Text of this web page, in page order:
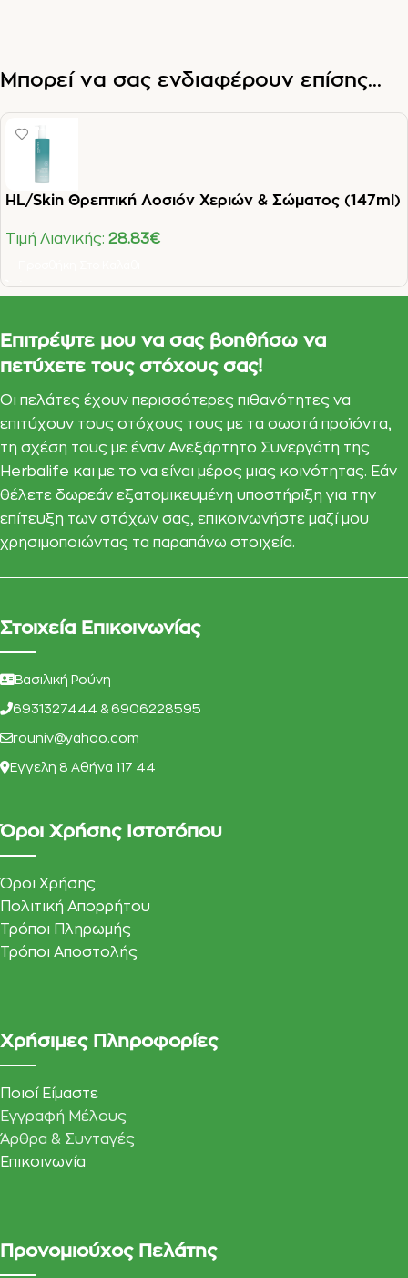
Μπορεί να σας ενδιαφέρουν επίσης...
HL/Skin Θρεπτική Λοσιόν Χεριών & Σώματος (147ml)
Τιμή Λιανικής: 28.83€
Επιτρέψτε μου να σας βοηθήσω να
πετύχετε τους στόχους σας!
Οι πελάτες έχουν περισσότερες πιθανότητες να
επιτύχουν τους στόχους τους με τα σωστά προϊόντα,
τη σχέση τους με έναν Ανεξάρτητο Συνεργάτη της
Herbalife και με το να είναι μέρος μιας κοινότητας. Εάν
θέλετε δωρεάν εξατομικευμένη υποστήριξη για την
επίτευξη των στόχων σας, επικοινωνήστε μαζί μου
χρησιμοποιώντας τα παραπάνω στοιχεία.
Στοιχεία Επικοινωνίας
Βασιλική Ρούνη
6931327444 & 6906228595
rouniv@yahoo.com
Eγγελη 8 Αθήνα 117 44
Όροι Χρήσης Ιστοτόπου
Όροι Χρήσης
Πολιτική Απορρήτου
Τρόποι Πληρωμής
Τρόποι Αποστολής
Χρήσιμες Πληροφορίες
Ποιοί Είμαστε
Εγγραφή Μέλους
Άρθρα & Συνταγές
Επικοινωνία
Προνομιούχος Πελάτης